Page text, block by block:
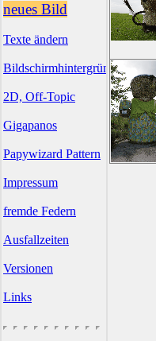
neues Bild
Texte ändern
Bildschirmhintergründe
2D, Off-Topic
Gigapanos
Papywizard Pattern
Impressum
fremde Federn
Ausfallzeiten
Versionen
Links